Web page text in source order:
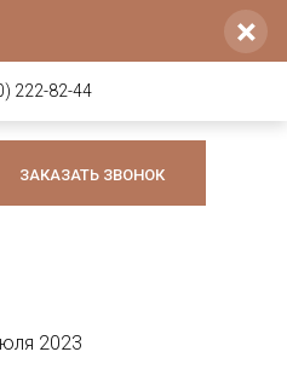
×
222-82-44
8 800 222-82-44
+7 921 064-74-44
ЗАКАЗАТЬ ЗВОНОК
2023